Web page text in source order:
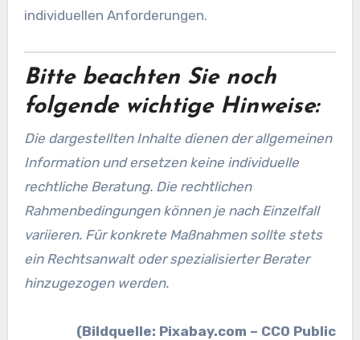
individuellen Anforderungen.
Bitte beachten Sie noch
folgende wichtige Hinweise:
Die dargestellten Inhalte dienen der allgemeinen
Information und ersetzen keine individuelle
rechtliche Beratung. Die rechtlichen
Rahmenbedingungen können je nach Einzelfall
variieren. Für konkrete Maßnahmen sollte stets
ein Rechtsanwalt oder spezialisierter Berater
hinzugezogen werden.
(Bildquelle: Pixabay.com – CC0 Public